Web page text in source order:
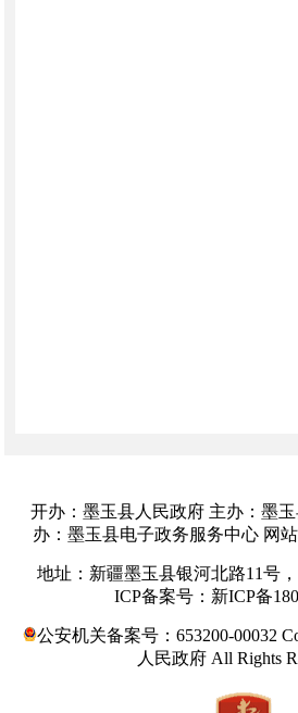
开办：墨玉县人民政府 主办：墨
办：墨玉县电子政务服务中心 网站
地址：新疆墨玉县银河北路11号
ICP备案号：新ICP备
公安机关备案号：653200-00032
人民政府 All Rights